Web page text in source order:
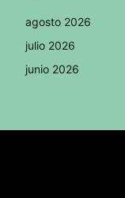
agosto 2026
julio 2026
junio 2026